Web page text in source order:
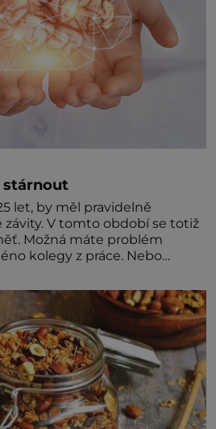
Sousedům by mohla vadit
diamantový komunikuje
je roztomilý a hodí se i
Jedná se o nenáročného
většinu dne jen posedává.
stárnout